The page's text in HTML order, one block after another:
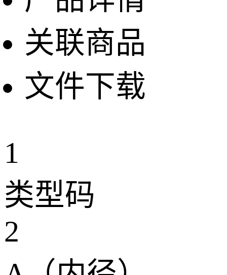
关联商品
文件下载
1
类型码
2